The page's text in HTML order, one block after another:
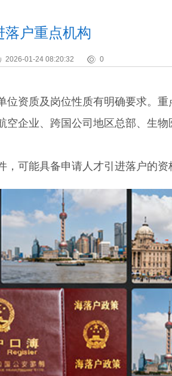
落户重点机构
2026-01-24 08:20:32 0
资质及岗位性质有明确要求。重
企业、跨国公司地区总部、生物
可能具备申请人才引进落户的资